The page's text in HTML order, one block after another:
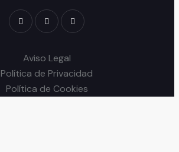
Aviso Legal
Política de Privacidad
Política de Cookies